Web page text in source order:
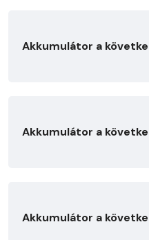
Akkumulátor a
Akkumulátor a
Akkumulátor a